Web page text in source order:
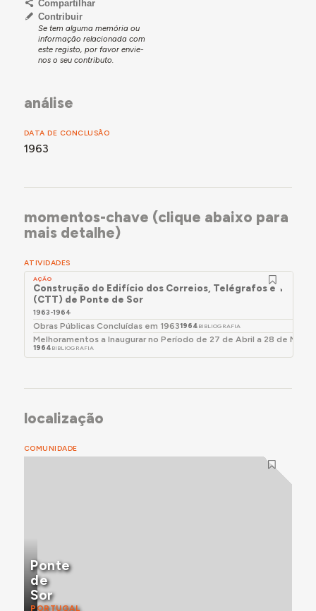
Compartilhar
Contribuir
Se tem alguma memória ou
informação relacionada com
este registo, por favor envie-
nos o seu contributo.
análise
DATA DE CONCLUSÃO
1963
momentos-chave (clique abaixo para
mais detalhe)
ATIVIDADES
AÇÃO
Construção do Edifício dos Correios, Telégrafos e
(CTT) de Ponte de Sor
1963-1964
Obras Públicas Concluídas em 19631964 BIBLIOGRAFIA
Melhoramentos a Inaugurar no Período de 27 de Abril a 28 de Maio
1964 BIBLIOGRAFIA
localização
COMUNIDADE
Ponte
de
Sor
PORTUGAL